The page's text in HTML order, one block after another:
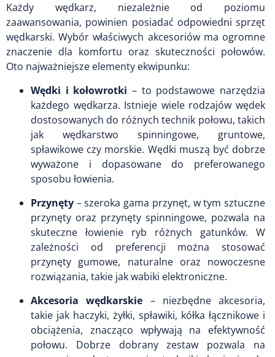
Każdy wędkarz, niezależnie od poziomu
zaawansowania, powinien posiadać odpowiedni sprzęt
wędkarski. Wybór właściwych akcesoriów ma ogromne
znaczenie dla komfortu oraz skuteczności połowów.
Oto najważniejsze elementy ekwipunku:
Wędki i kołowrotki – to podstawowe narzędzia
każdego wędkarza. Istnieje wiele rodzajów wędek
dostosowanych do różnych technik połowu, takich
jak wędkarstwo spinningowe, gruntowe,
spławikowe czy morskie. Wędki muszą być dobrze
wyważone i dopasowane do preferowanego
sposobu łowienia.
Przynęty – szeroka gama przynęt, w tym sztuczne
przynęty oraz przynęty spinningowe, pozwala na
skuteczne łowienie ryb różnych gatunków. W
zależności od preferencji można stosować
przynęty gumowe, naturalne oraz nowoczesne
rozwiązania, takie jak wabiki elektroniczne.
Akcesoria wędkarskie – niezbędne akcesoria,
takie jak haczyki, żyłki, spławiki, kółka łącznikowe i
obciążenia, znacząco wpływają na efektywność
połowu. Dobrze dobrany zestaw pozwala na